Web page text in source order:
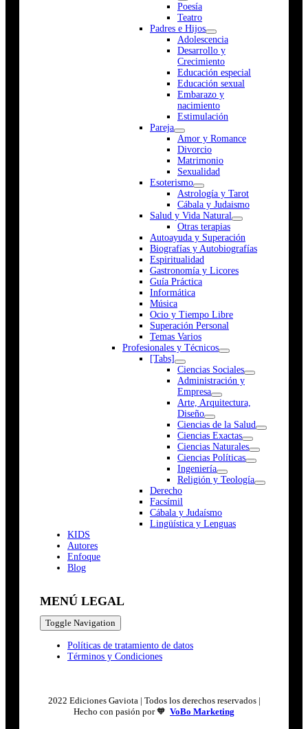
Poesía
Teatro
Padres e Hijos
Adolescencia
Desarrollo y
Crecimiento
Educación especial
Educación sexual
Embarazo y
nacimiento
Estimulación
Pareja
Amor y Romance
Divorcio
Matrimonio
Sexualidad
Esoterismo
Astrología y Tarot
Cábala y Judaismo
Salud y Vida Natural
Otras terapias
Autoayuda y Superación
Biografías y Autobiografías
Espiritualidad
Gastronomía y Licores
Guía Práctica
Informática
Música
Ocio y Tiempo Libre
Superación Personal
Temas Varios
Profesionales y Técnicos
[Tabs]
Ciencias Sociales
Administración y
Empresa
Arte, Arquitectura,
Diseño
Ciencias de la Salud
Ciencias Exactas
Ciencias Naturales
Ciencias Políticas
Ingeniería
Religión y Teología
Derecho
Facsímil
Cábala y Judaísmo
Lingüística y Lenguas
KIDS
Autores
Enfoque
Blog
MENÚ LEGAL
Toggle Navigation
Políticas de tratamiento de datos
Términos y Condiciones
2022 Ediciones Gaviota | Todos los derechos reservados |
Hecho con pasión por 🧡 VoBo Marketing